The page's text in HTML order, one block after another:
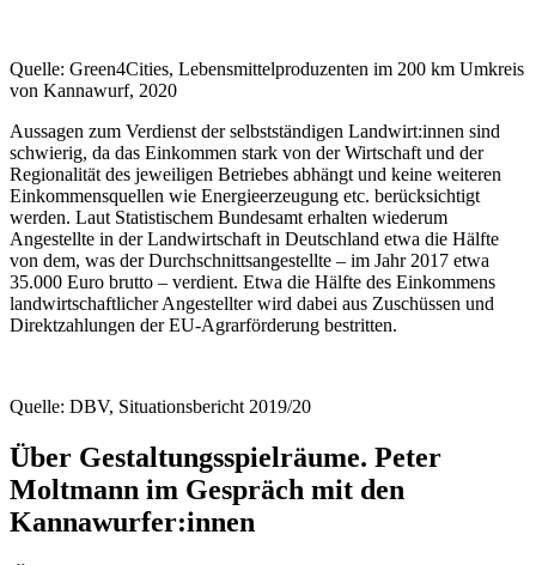
Quelle: Green4Cities, Lebensmittelproduzenten im 200 km Umkreis
von Kannawurf, 2020
Aussagen zum Verdienst der selbstständigen Landwirt:innen sind
schwierig, da das Einkommen stark von der Wirtschaft und der
Regionalität des jeweiligen Betriebes abhängt und keine weiteren
Einkommensquellen wie Energieerzeugung etc. berücksichtigt
werden. Laut Statistischem Bundesamt erhalten wiederum
Angestellte in der Landwirtschaft in Deutschland etwa die Hälfte
von dem, was der Durchschnittsangestellte – im Jahr 2017 etwa
35.000 Euro brutto – verdient. Etwa die Hälfte des Einkommens
landwirtschaftlicher Angestellter wird dabei aus Zuschüssen und
Direktzahlungen der EU-Agrarförderung bestritten.
Quelle: DBV, Situationsbericht 2019/20
Über Gestaltungsspielräume. Peter
Moltmann im Gespräch mit den
Kannawurfer:innen